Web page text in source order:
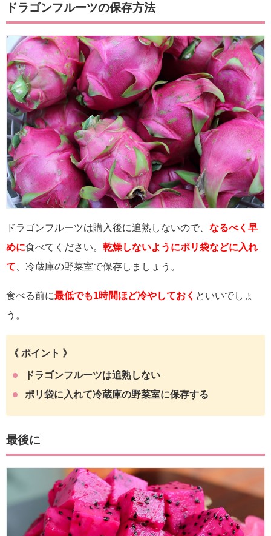
ドラゴンフルーツの保存方法
ドラゴンフルーツは購入後に追熟しないので、 なるべく早
めに食べてください。 乾燥しないようにポリ袋などに入れ
て 、冷蔵庫の野菜室で保存しましょう。
食べる前に最低でも1時間ほど冷やしておく といいでしょ
う。
《 ポイント 》
ドラゴンフルーツは追熟しない
ポリ袋に入れて冷蔵庫の野菜室に保存する
最後に